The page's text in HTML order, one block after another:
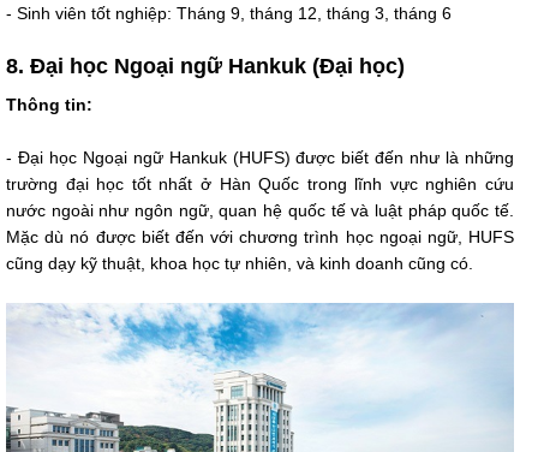
- Sinh viên tốt nghiệp: Tháng 9, tháng 12, tháng 3, tháng 6
8. Đại học Ngoại ngữ Hankuk (Đại học)
Thông tin:
- Đại học Ngoại ngữ Hankuk (HUFS) được biết đến như là những
trường đại học tốt nhất ở Hàn Quốc trong lĩnh vực nghiên cứu
nước ngoài như ngôn ngữ, quan hệ quốc tế và luật pháp quốc tế.
Mặc dù nó được biết đến với chương trình học ngoại ngữ, HUFS
cũng dạy kỹ thuật, khoa học tự nhiên, và kinh doanh cũng có.